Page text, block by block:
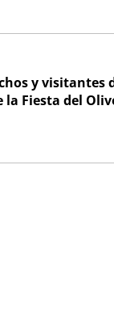
y visitantes
la Fiesta del